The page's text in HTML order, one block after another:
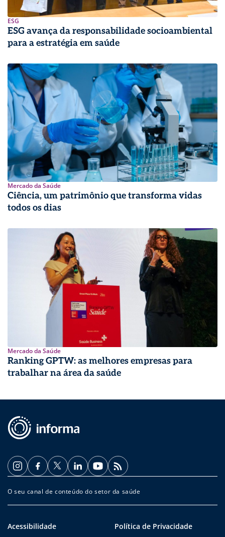
ESG
ESG avança da responsabilidade socioambiental
para a estratégia em saúde
Mercado da Saúde
Ciência, um patrimônio que transforma vidas
todos os dias
Mercado da Saúde
Ranking GPTW: as melhores empresas para
trabalhar na área da saúde
O seu canal de conteúdo do setor da saúde
Acessibilidade Política de Privacidade